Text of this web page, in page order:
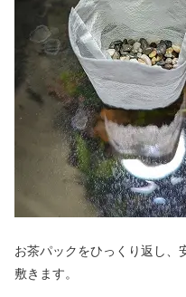
お茶パックをひっくり返し、
敷きます。